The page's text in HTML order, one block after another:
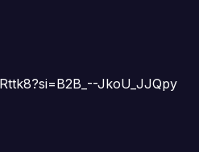
JkoU_JJQpy